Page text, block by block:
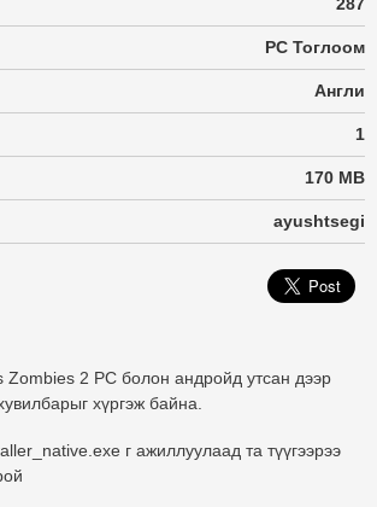
PC Тоглоом
Англи
1
170 MB
ayushtsegi
Zombies 2 PC болон андройд утсан дээр
хүргэж байна.
г ажиллуулаад та түүгээрээ